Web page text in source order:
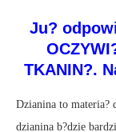
Ju?
TKANIN?.
Dzianina to materia?
dzianina b?dzie